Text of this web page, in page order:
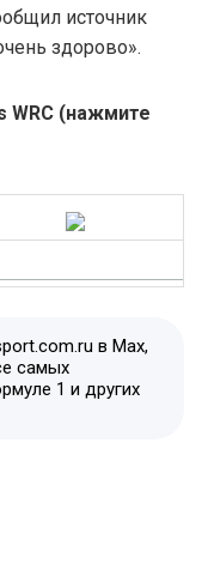
источник
здорово».
WRC (нажмите
в Max,
самых
1 и других